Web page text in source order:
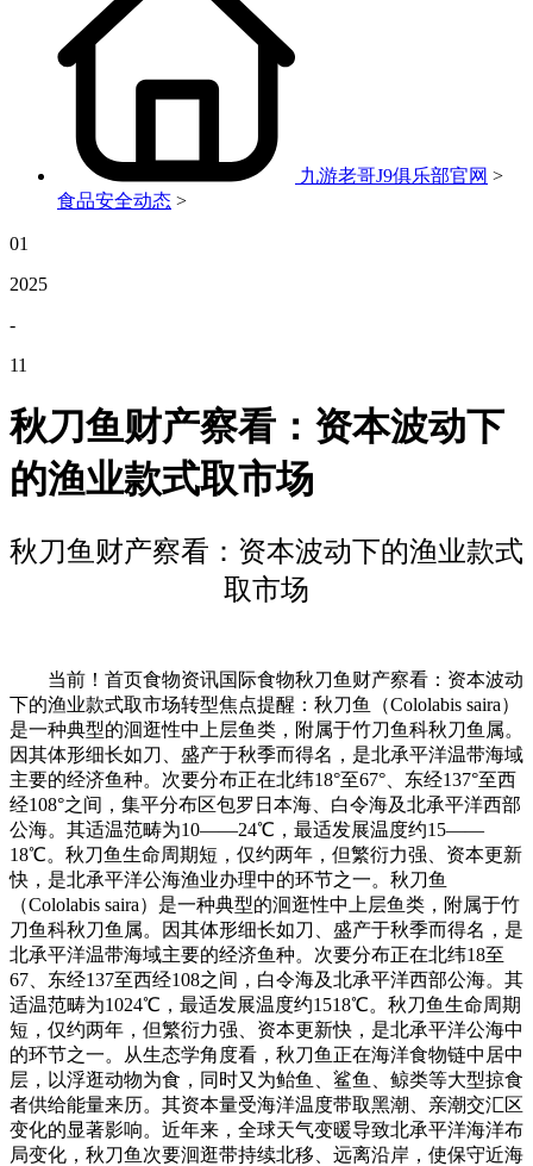
九游老哥J9俱乐部官网 >
食品安全动态 >
01
2025
-
11
秋刀鱼财产察看：资本波动下
的渔业款式取市场
秋刀鱼财产察看：资本波动下的渔业款式
取市场
当前！首页食物资讯国际食物秋刀鱼财产察看：资本波动
下的渔业款式取市场转型焦点提醒：秋刀鱼（Cololabis saira）
是一种典型的洄逛性中上层鱼类，附属于竹刀鱼科秋刀鱼属。
因其体形细长如刀、盛产于秋季而得名，是北承平洋温带海域
主要的经济鱼种。次要分布正在北纬18°至67°、东经137°至西
经108°之间，集平分布区包罗日本海、白令海及北承平洋西部
公海。其适温范畴为10——24℃，最适发展温度约15——
18℃。秋刀鱼生命周期短，仅约两年，但繁衍力强、资本更新
快，是北承平洋公海渔业办理中的环节之一。秋刀鱼
（Cololabis saira）是一种典型的洄逛性中上层鱼类，附属于竹
刀鱼科秋刀鱼属。因其体形细长如刀、盛产于秋季而得名，是
北承平洋温带海域主要的经济鱼种。次要分布正在北纬18至
67、东经137至西经108之间，白令海及北承平洋西部公海。其
适温范畴为1024℃，最适发展温度约1518℃。秋刀鱼生命周期
短，仅约两年，但繁衍力强、资本更新快，是北承平洋公海中
的环节之一。从生态学角度看，秋刀鱼正在海洋食物链中居中
层，以浮逛动物为食，同时又为鲐鱼、鲨鱼、鲸类等大型掠食
者供给能量来历。其资本量受海洋温度带取黑潮、亲潮交汇区
变化的显著影响。近年来，全球天气变暖导致北承平洋海洋布
局变化，秋刀鱼次要洄逛带持续北移、远离沿岸，使保守近海